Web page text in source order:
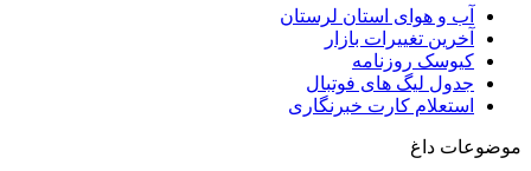
آب و هوای استان لرستان
آخرین تغییرات بازار
کیوسک روزنامه
جدول لیگ های فوتبال
استعلام کارت خبرنگاری
موضوعات داغ